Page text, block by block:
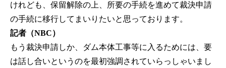
けれども、保留解除の上、所要の手続を進めて裁決申請
の手続に移行してまいりたいと思っております。
記者（NBC）
もう裁決申請しか、ダム本体工事等に入るためには、要
は話し合いというのを最初強調されていらっしゃいまし